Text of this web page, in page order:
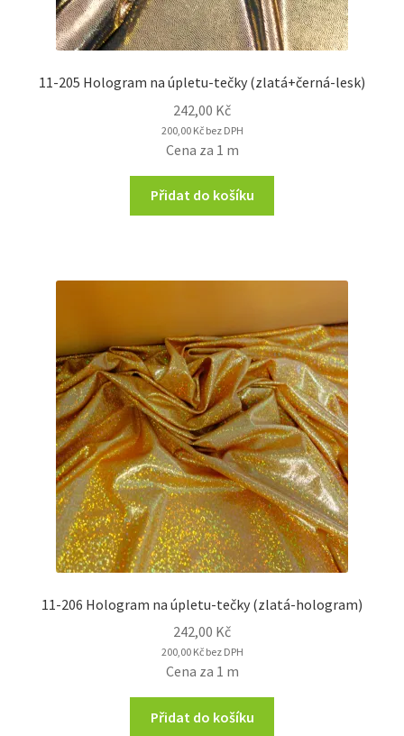
11-205 Hologram na úpletu-tečky (zlatá+černá-lesk)
242,00 Kč
200,00 Kčbez DPH
Cena za 1 m
Přidat do košíku
11-206 Hologram na úpletu-tečky (zlatá-hologram)
242,00 Kč
200,00 Kčbez DPH
Cena za 1 m
Přidat do košíku